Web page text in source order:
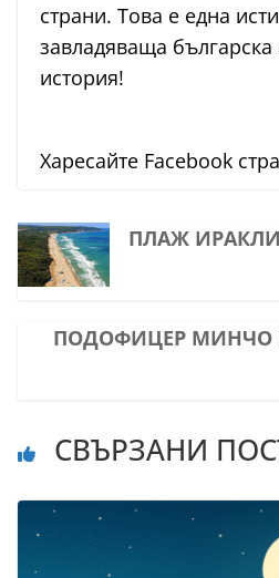
страни. Това е една
завладяваща
история!
Харесайте Facebook
ПЛАЖ ИРАКЛИ
ПОДОФИЦЕР МИНЧО
СВЪРЗАНИ